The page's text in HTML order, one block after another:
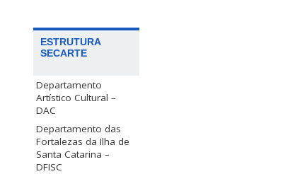
ESTRUTURA
SECARTE
Departamento
Artístico Cultural –
DAC
Departamento das
Fortalezas da Ilha de
Santa Catarina –
DFISC